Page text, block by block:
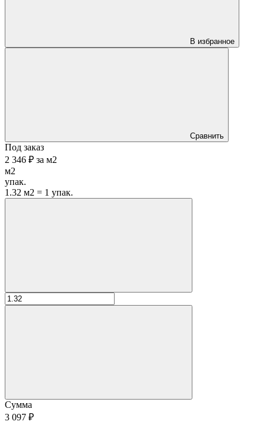
В избранное
Сравнить
Под заказ
2 346 ₽ за м2
м2
упак.
1.32 м2 = 1 упак.
Сумма
3 097 ₽